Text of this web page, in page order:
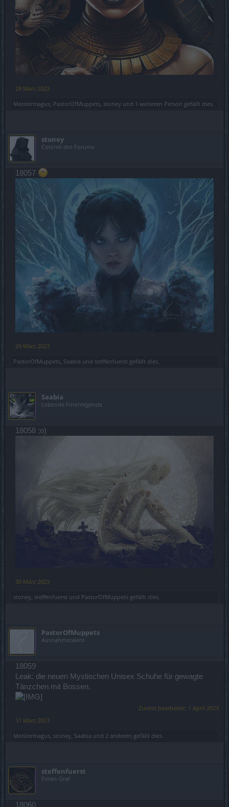
28 März 2023
Meistermagus PastorOfMuppets stoney und 1 weiteren Person gefällt dies.
stoney
Colonel des Forums
18057
29 März 2023
PastorOfMuppets Saabia und steffenfuerst gefällt dies.
Saabia
Lebende Forenlegende
18058 ;o)
30 März 2023
stoney, steffenfuerst und PastorOfMuppets gefällt dies.
PastorOfMuppets
Ausnahmetalent
18059
Leak: die neuen Mystischen Unisex Schuhe für gewagte
Tänzchen mit Bossen.
Zuletzt bearbeitet: 1 April 2023
31 März 2023
Meistermagus, stoney, Saabia und 2 anderen gefällt dies.
steffenfuerst
Foren-Graf
18060